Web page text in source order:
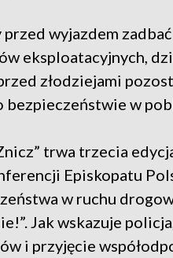
wyjazdem
eksploatacyjnych,
złodziejami
bezpieczeństwie w
trwa trzecia
Episkopatu
w ruchu
Jak wskazuje
i przyjęcie